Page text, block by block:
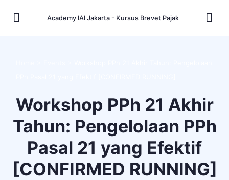
Academy IAI Jakarta - Kursus Brevet Pajak
Workshop PPh 21 Akhir
Tahun: Pengelolaan PPh
Pasal 21 yang Efektif
[CONFIRMED RUNNING]